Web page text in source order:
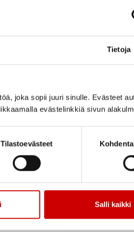
Tietoja
joka sopii juuri sinulle. Evästeet
evästelinkkiä sivun
Tilastoevästeet
Salli kaikki